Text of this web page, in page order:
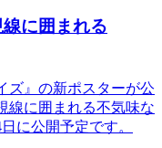
に囲まれる
ズ』の新ポスターが公
線に囲まれる不気味な
に公開予定です。